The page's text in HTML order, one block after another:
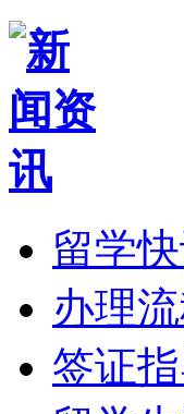
留学
办理
签证